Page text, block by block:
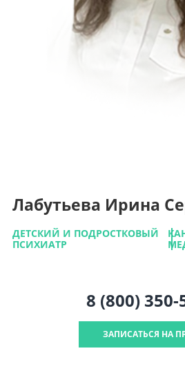
Лабутьева Ирина
ДЕТСКИЙ И ПОДРОСТКОВЫЙ
ПСИХИАТР
8 (800) 350-
ЗАПИСАТЬСЯ НА